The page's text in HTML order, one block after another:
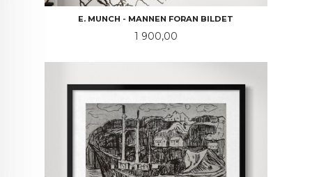
E. MUNCH - MANNEN FORAN BILDET
Pris
1 900,00